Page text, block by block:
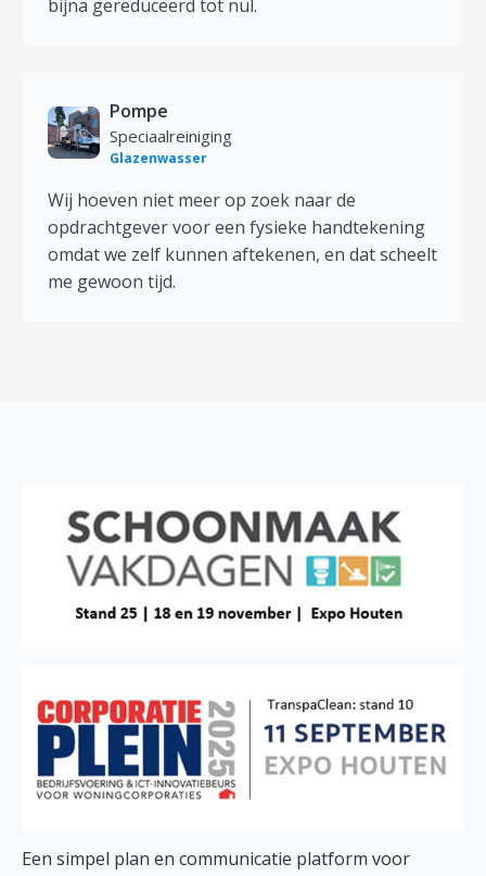
bijna gereduceerd tot nul.
Pompe
Speciaalreiniging
Glazenwasser
Wij hoeven niet meer op zoek naar de
opdrachtgever voor een fysieke handtekening
omdat we zelf kunnen aftekenen, en dat scheelt
me gewoon tijd.
Een simpel plan en communicatie platform voor